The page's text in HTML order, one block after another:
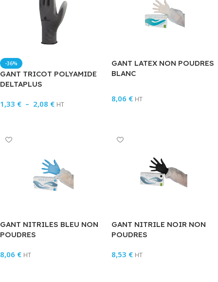
-36%
GANT TRICOT POLYAMIDE
DELTAPLUS
1,33 € – 2,08 € HT
GANT LATEX NON POUDRES
BLANC
8,06 € HT
GANT NITRILES BLEU NON
POUDRES
8,06 € HT
GANT NITRILE NOIR NON
POUDRES
8,53 € HT